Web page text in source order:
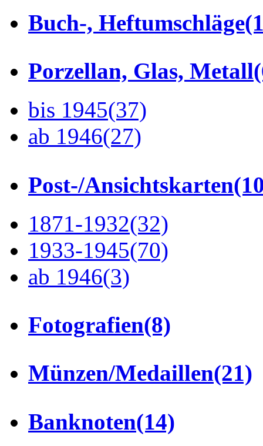
Buch-, Heftumschläge
Porzellan, Glas, Metall
bis 1945(37)
ab 1946(27)
Post-/Ansichtskarten
1871-1932(32)
1933-1945(70)
ab 1946(3)
Fotografien(8)
Münzen/Medaillen(21)
Banknoten(14)